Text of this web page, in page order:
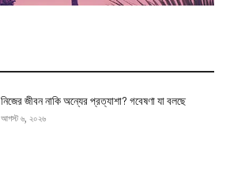
নিজের জীবন নাকি অন্যের প্রত্যাশা? গবেষণা যা বলছে
আগস্ট ৬, ২০২৬